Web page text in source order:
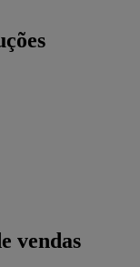
vendas